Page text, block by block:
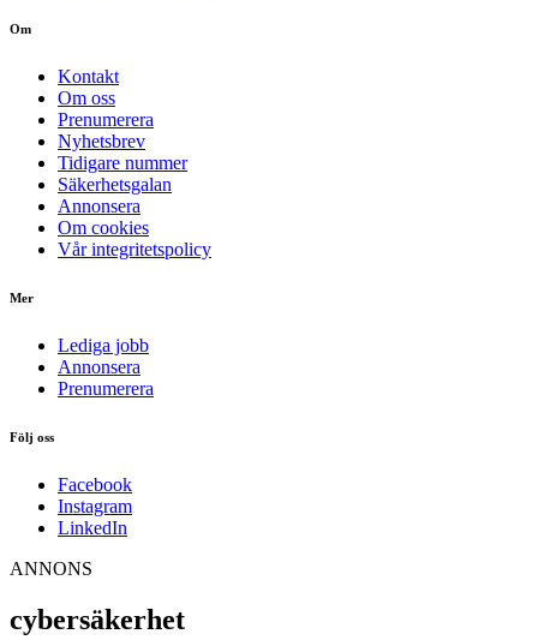
Om
Kontakt
Om oss
Prenumerera
Nyhetsbrev
Tidigare nummer
Säkerhetsgalan
Annonsera
Om cookies
Vår integritetspolicy
Mer
Lediga jobb
Annonsera
Prenumerera
Följ oss
Facebook
Instagram
LinkedIn
ANNONS
cybersäkerhet